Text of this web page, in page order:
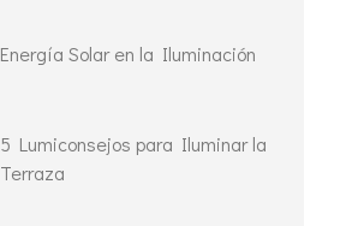
Energía Solar en la Iluminación
5 Lumiconsejos para Iluminar la
Terraza